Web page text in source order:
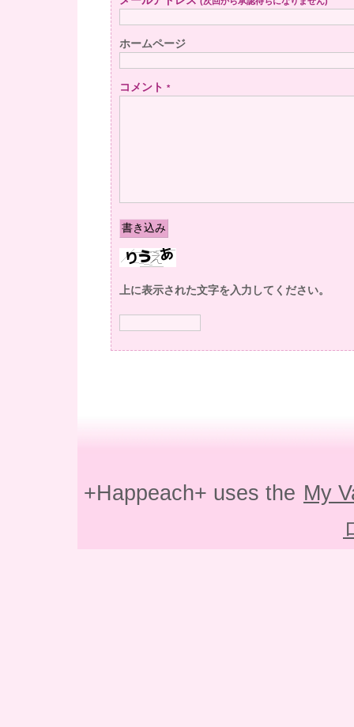
ホームページ
コメント *
上に表示された文字を入力してください。
+Happeach+ uses the My